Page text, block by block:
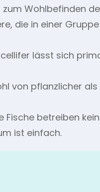
Wohlbefinden
die in einer
lässt sich
von pflanzlicher
betreiben
ist einfach.